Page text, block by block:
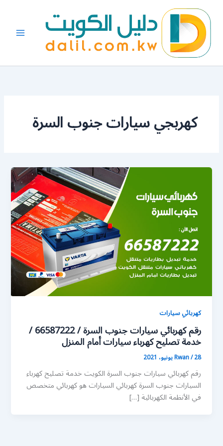
المحتوى
كهربجي سيارات جنوب السرة
كهربائي سيارات
رقم كهربائي سيارات جنوب السرة / 66587222 /
خدمة تصليح كهرباء سيارات أمام المنزل
Rwan/28 يونيو، 2021
رقم كهربائي سيارات جنوب السرة الكويت خدمة تصليح كهرباء
السيارات جنوب السرة كهربائي السيارات هو كهربائي متخصص
في الأنظمة الكهربائية […]